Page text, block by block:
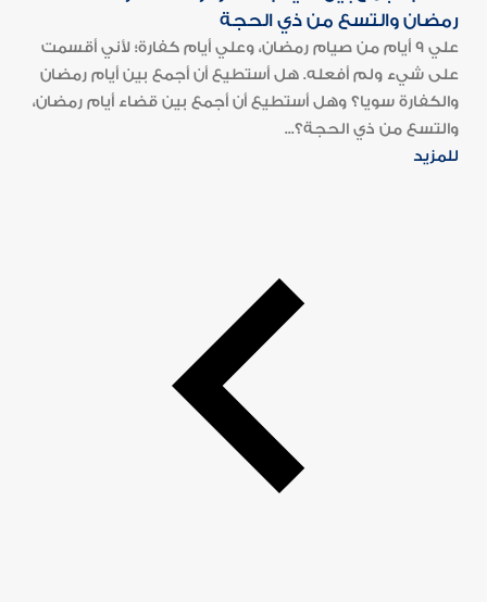
رمضان والتسع من ذي الحجة
علي 9 أيام من صيام رمضان، وعلي أيام كفارة؛ لأني أقسمت
على شيء ولم أفعله. هل أستطيع أن أجمع بين أيام رمضان
والكفارة سويا؟ وهل أستطيع أن أجمع بين قضاء أيام رمضان،
والتسع من ذي الحجة؟...
للمزيد